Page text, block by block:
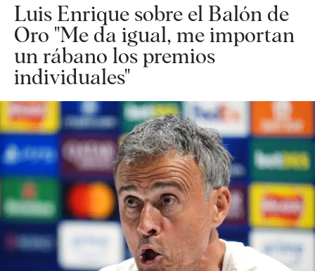
Luis Enrique sobre el Balón de
Oro "Me da igual, me importan
un rábano los premios
individuales"